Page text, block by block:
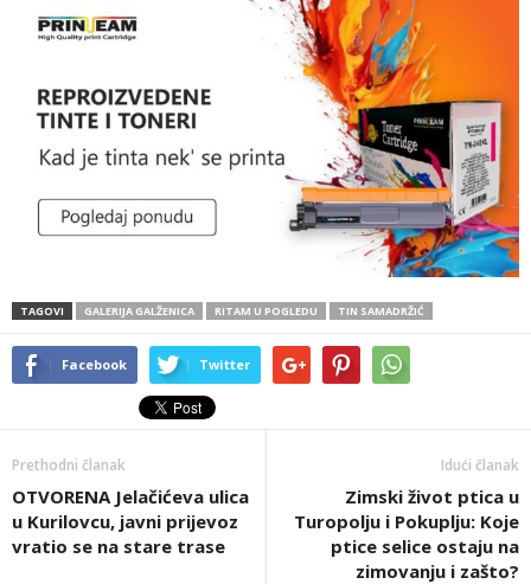
TAGOVI GALERIJA GALŽENICA RITAM U POGLEDU TIN SAMADRŽIĆ
Facebook Twitter
Prethodni članak
OTVORENA Jelačićeva ulica
u Kurilovcu, javni prijevoz
vratio se na stare trase
Idući članak
Zimski život ptica u
Turopolju i Pokuplju: Koje
ptice selice ostaju na
zimovanju i zašto?